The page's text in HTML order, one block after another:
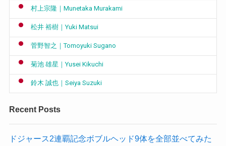
村上宗隆｜Munetaka Murakami
松井 裕樹｜Yuki Matsui
菅野智之｜Tomoyuki Sugano
菊池 雄星｜Yusei Kikuchi
鈴木 誠也｜Seiya Suzuki
Recent Posts
ドジャース2連覇記念ボブルヘッド9体を全部並べてみた